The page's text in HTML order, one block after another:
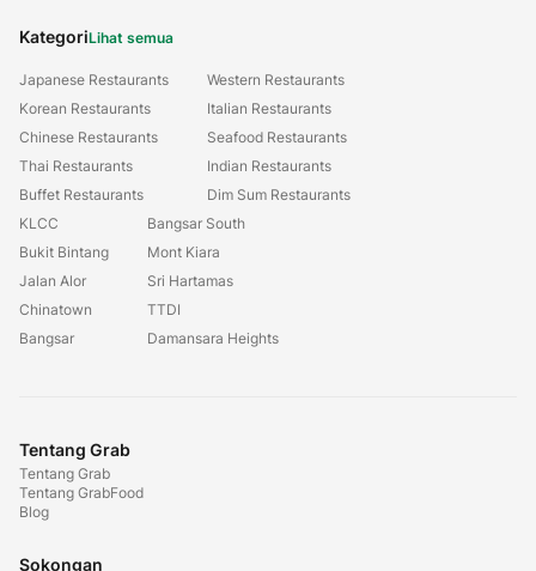
KategoriLihat semua
Japanese Restaurants
Korean Restaurants
Chinese Restaurants
Thai Restaurants
Buffet Restaurants
Western Restaurants
Italian Restaurants
Seafood Restaurants
Indian Restaurants
Dim Sum Restaurants
KLCC
Bukit Bintang
Jalan Alor
Chinatown
Bangsar
Bangsar South
Mont Kiara
Sri Hartamas
TTDI
Damansara Heights
Tentang Grab
Tentang Grab
Tentang GrabFood
Blog
Sokongan